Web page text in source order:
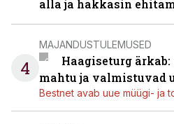
alla ja hakkasin
4
MAJANDUSTULEMUSED
Haagiseturg
mahtu ja valmistuvad
Bestnet avab uue müügi- ja